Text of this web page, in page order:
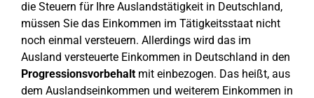
die Steuern für Ihre Auslandstätigkeit in Deutschland,
müssen Sie das Einkommen im Tätigkeitsstaat nicht
noch einmal versteuern. Allerdings wird das im
Ausland versteuerte Einkommen in Deutschland in den
Progressionsvorbehaltmit einbezogen. Das heißt, aus
dem Auslandseinkommen und weiterem Einkommen in